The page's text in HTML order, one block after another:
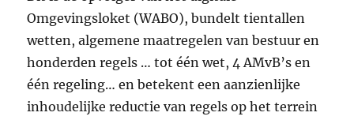
Omgevingsloket (WABO), bundelt tientallen
wetten, algemene maatregelen van bestuur en
honderden regels …​ tot één wet, 4 AMvB’s en
één regeling… ​en betekent een aanzienlijke
inhoudelijke reductie van regels op het terrein